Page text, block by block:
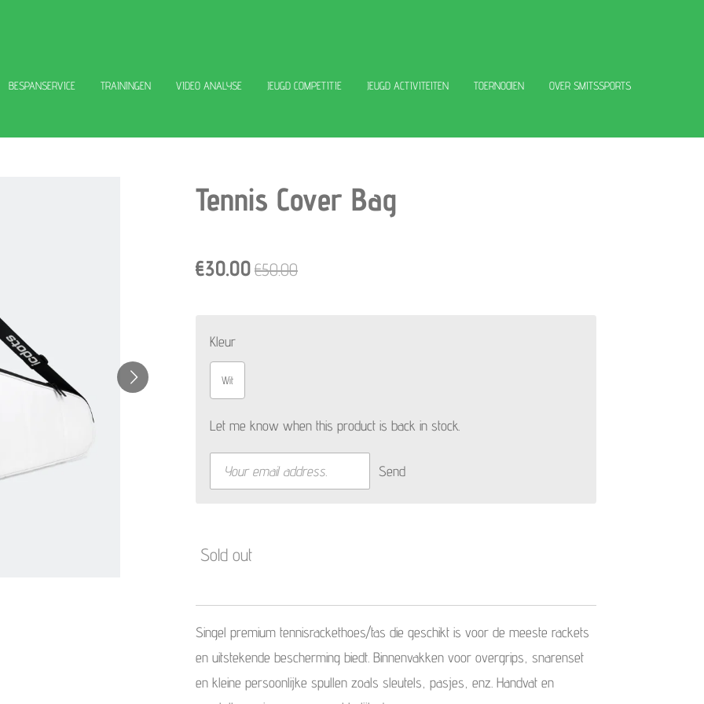
BESPANSERVICE TRAININGEN VIDEO ANALYSE JEUGD COMPETITIE JEUGD ACTIVITEITEN TOERNOOIEN OVER SMITSSPORTS
Tennis Cover Bag
€30.00€50.00
Kleur
Wit
Let me know when this product is back in stock.
Send
Sold out
Singel premium tennisrackethoes/tas die geschikt is voor de meeste rackets
en uitstekende bescherming biedt. Binnenvakken voor overgrips, snarenset
en kleine persoonlijke spullen zoals sleutels, pasjes, enz. Handvat en